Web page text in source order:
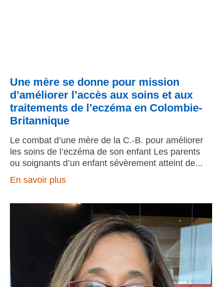
Une mère se donne pour mission
d’améliorer l’accès aux soins et aux
traitements de l’eczéma en Colombie-
Britannique
Le combat d’une mère de la C.-B. pour améliorer
les soins de l’eczéma de son enfant Les parents
ou soignants d’un enfant sévèrement atteint de
En savoir plus